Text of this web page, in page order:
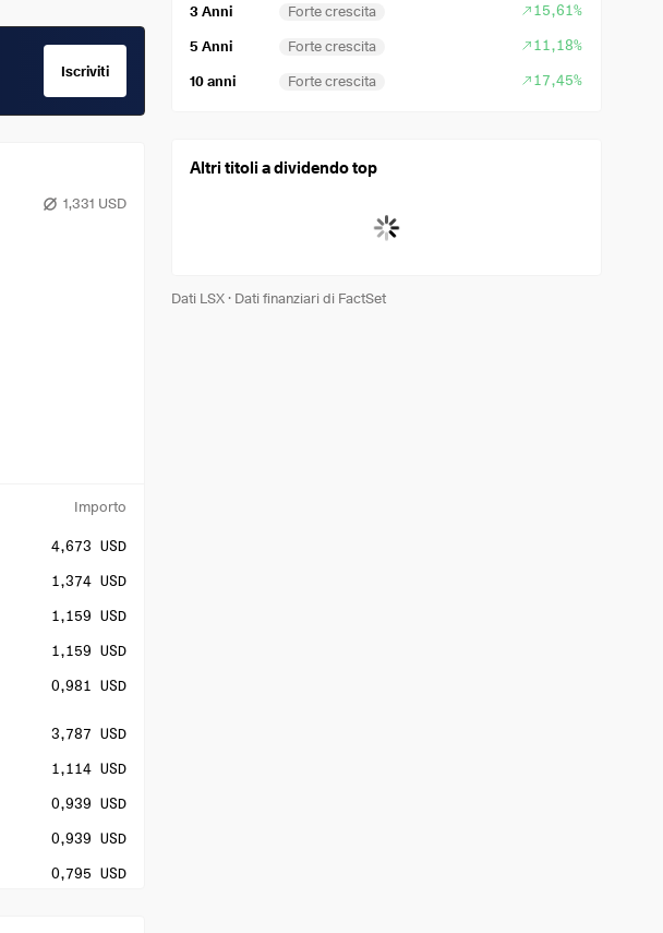
Iscriviti
1,331 USD
Importo
4,673 USD
1,374 USD
1,159 USD
1,159 USD
0,981 USD
3,787 USD
1,114 USD
0,939 USD
0,939 USD
0,795 USD
3 Anni Forte crescita 15,61%
5 Anni Forte crescita 11,18%
10 anni Forte crescita 17,45%
Altri titoli a dividendo top
Dati LSX· Dati finanziari di FactSet